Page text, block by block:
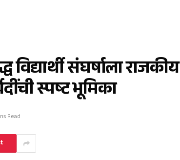
संघर्षाला राजकीय
स्पष्ट भूमिका
Read